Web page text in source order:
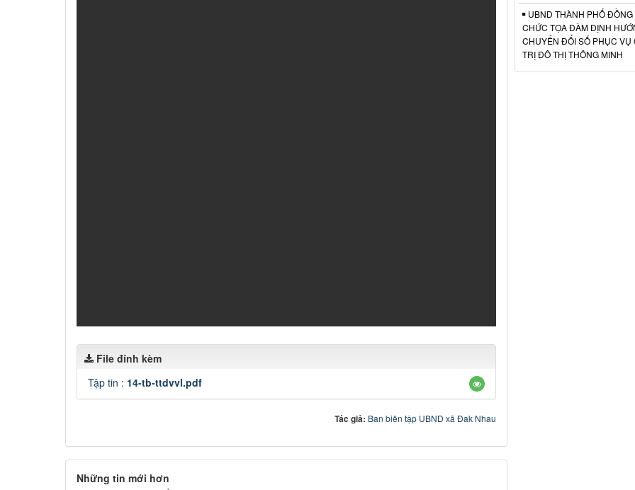
File đính kèm
Tập tin : 14-tb-ttdvvl.pdf
Tác giả: Ban biên tập UBND xã Đak Nhau
Những tin mới hơn
UBND THÀNH PHỐ ĐỒNG
CHỨC TỌA ĐÀM ĐỊNH
CHUYỂN ĐỔI SỐ PHỤC VỤ
TRỊ ĐÔ THỊ THÔNG MINH